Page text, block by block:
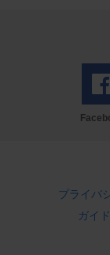
プライバ
ガイ